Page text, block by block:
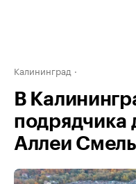
Калининград
В
подрядчика
Аллеи